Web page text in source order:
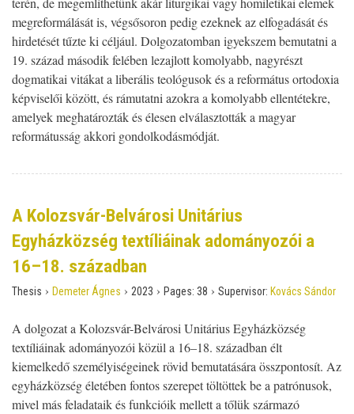
megreformálását is, végsősoron pedig ezeknek az elfogadását és
hirdetését tűzte ki céljául. Dolgozatomban igyekszem bemutatni a
19. század második felében lezajlott komolyabb, nagyrészt
dogmatikai vitákat a liberális teológusok és a református ortodoxia
képviselői között, és rámutatni azokra a komolyabb ellentétekre,
amelyek meghatározták és élesen elválasztották a magyar
reformátusság akkori gondolkodásmódját.
A Kolozsvár-Belvárosi Unitárius
Egyházközség textíliáinak adományozói a
16–18. században
Thesis › Demeter Ágnes › 2023 › Pages: 38 › Supervisor: Kovács Sándor
A dolgozat a Kolozsvár-Belvárosi Unitárius Egyházközség
textíliáinak adományozói közül a 16–18. században élt
kiemelkedő személyiségeinek rövid bemutatására összpontosít. Az
egyházközség életében fontos szerepet töltöttek be a patrónusok,
mivel más feladataik és funkcióik mellett a tőlük származó